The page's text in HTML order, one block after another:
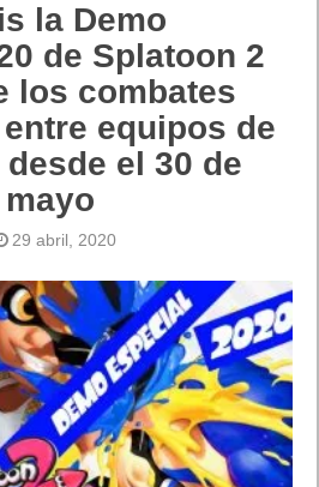
la Demo
de Splatoon 2
los combates
equipos de
el 30 de
29 abril, 2020